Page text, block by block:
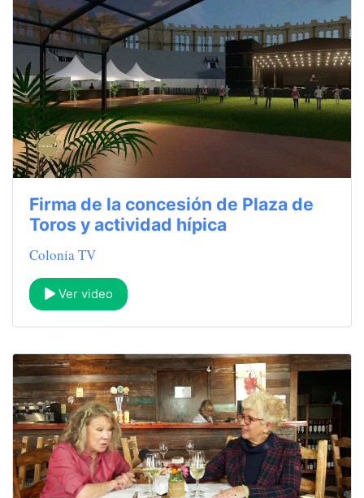
Firma de la concesión de Plaza de
Toros y actividad hípica
Colonia TV
Ver video